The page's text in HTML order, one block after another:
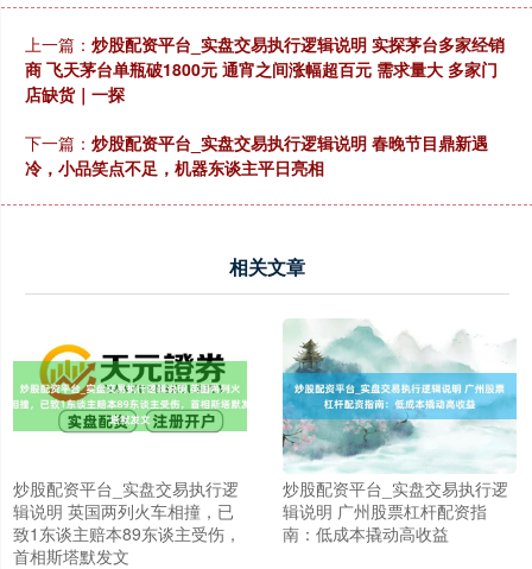
上一篇： 炒股配资平台_实盘交易执行逻辑说明 实探茅台多家经销
商 飞天茅台单瓶破1800元 通宵之间涨幅超百元 需求量大 多家门
店缺货｜一探
下一篇： 炒股配资平台_实盘交易执行逻辑说明 春晚节目鼎新遇
冷，小品笑点不足，机器东谈主平日亮相
相关文章
炒股配资平台_实盘交易执行逻
辑说明 英国两列火车相撞，已
致1东谈主赔本89东谈主受伤，
首相斯塔默发文
炒股配资平台_实盘交易执行逻
辑说明 广州股票杠杆配资指
南：低成本撬动高收益